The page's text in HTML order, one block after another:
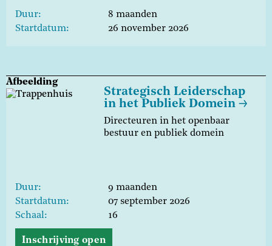
Duur
8 maanden
Startdatum
26 november 2026
Afbeelding
Strategisch Leiderschap
in het Publiek Domein
Directeuren in het openbaar
bestuur en publiek domein
Duur
9 maanden
Startdatum
07 september 2026
Schaal
16
Inschrijving open